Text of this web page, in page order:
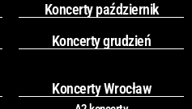
Koncerty październik
Koncerty grudzień
Koncerty Wrocław